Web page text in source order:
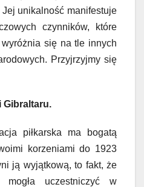
unikalność manifestuje
czynników, które
się na tle innych
Przyjrzyjmy się
Gibraltaru.
piłkarska ma bogatą
korzeniami do 1923
ją wyjątkową, to fakt, że
uczestniczyć w